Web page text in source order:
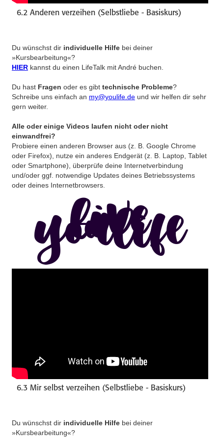
6.2 Anderen verzeihen (Selbstliebe - Basiskurs)
Du wünschst dir individuelle Hilfe bei deiner
»Kursbearbeitung«?
HIER kannst du einen LifeTalk mit André buchen.
Du hast Fragen oder es gibt technische Probleme?
Schreibe uns einfach an my@youlife.de und wir helfen dir sehr
gern weiter.
Alle oder einige Videos laufen nicht oder nicht
einwandfrei?
Probiere einen anderen Browser aus (z. B. Google Chrome
oder Firefox), nutze ein anderes Endgerät (z. B. Laptop, Tablet
oder Smartphone), überprüfe deine Internetverbindung
und/oder ggf. notwendige Updates deines Betriebssystems
oder deines Internetbrowsers.
live
youlife
6.3 Mir selbst verzeihen (Selbstliebe - Basiskurs)
Du wünschst dir individuelle Hilfe bei deiner
»Kursbearbeitung«?